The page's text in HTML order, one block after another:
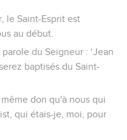
le Saint-Esprit est
au début.
du Seigneur : ‘Jean
baptisés du Saint-
don qu'à nous qui
qui étais-je, moi, pour